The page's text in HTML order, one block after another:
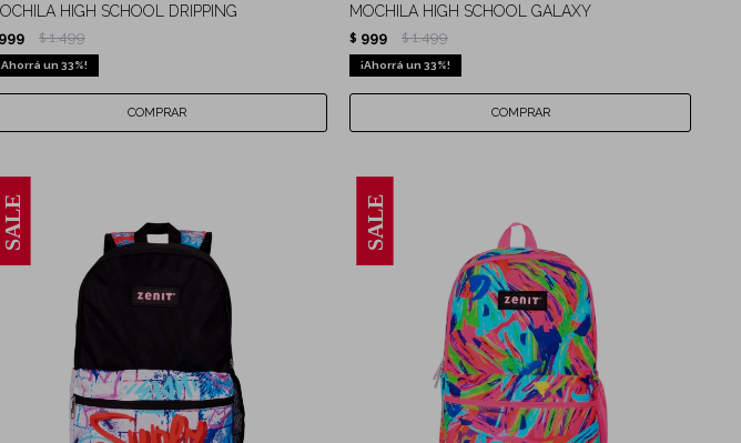
HIGH SCHOOL DRIPPING
999 $ 1.499
33
MOCHILA HIGH SCHOOL GALAXY
$ 999 $ 1.499
33